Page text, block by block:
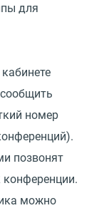
для
номер
позвонят
можно